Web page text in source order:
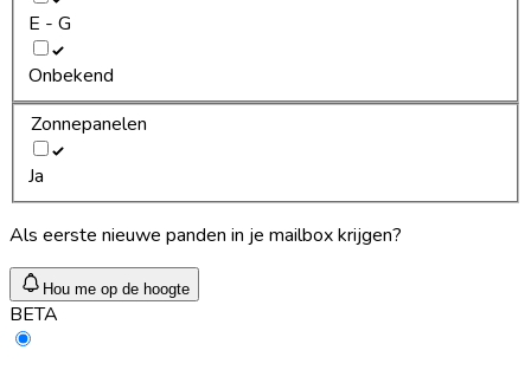
E - G
Onbekend
Zonnepanelen
Ja
Als eerste nieuwe panden in je mailbox krijgen?
Hou me op de hoogte
BETA